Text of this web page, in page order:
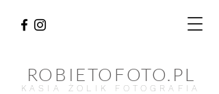
ROBIETOFOTO.PL
KASIA ŻOLIK FOTOGRAFIA